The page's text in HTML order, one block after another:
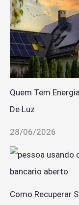
Quem Tem
De Luz
28/06/2026
Como Recuperar